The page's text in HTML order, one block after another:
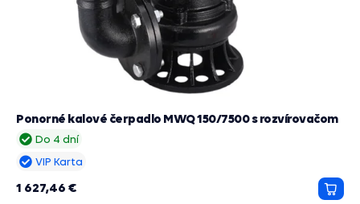
Do 4 dní
Ponorné kalové čerpadlo MWQ 150/7500 s rozvírovačom
VIP Karta
1 627,46 €